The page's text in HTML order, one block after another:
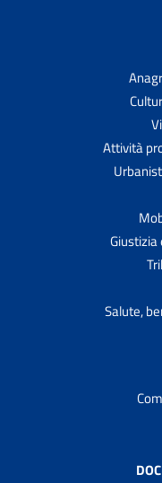
Attività
Salute,